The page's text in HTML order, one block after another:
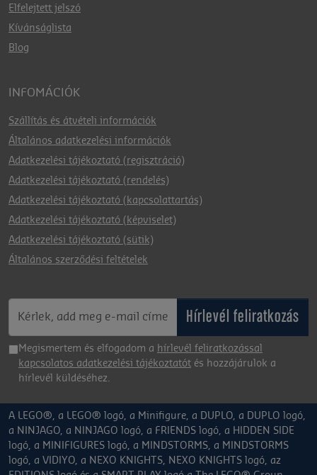
Elfelejtett jelszó
Kívánságlista
Blog
INFOMÁCIÓK
Szállítás és átvételi információk
Általános adatkezelési információk
Adatkezelési tájékoztató (regisztráció)
Adatkezelési tájékoztató (rendelés)
Adatkezelési tájékoztató (kapcsolattartás)
Adatkezelési tájékoztató (képviselet)
Adatkezelési tájékoztató (sütik)
Általános szerződési feltételek
Hírlevél feliratkozás
Megismertem és elfogadom a hírlevél feliratkozással
kapcsolatos adatkezelési tájékoztatót és hozzájárulok a
hírlevél küldéséhez.
A LEGO®, a LEGO® logó, a Minifigure, a DUPLO, a DUPLO logó,
a NINJAGO, a NINJAGO logó, a FRIENDS logó, a HIDDEN SIDE
logó, a MINIFIGURES logó, a MINDSTORMS, a MINDSTORMS
logó, a VIDIYO, a NEXO KNIGHTS, NEXO KNIGHTS logó, az